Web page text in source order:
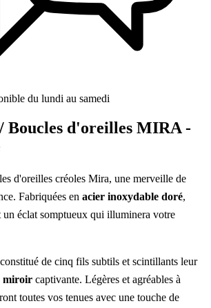
du lundi au samedi
Boucles d'oreilles MIRA -
d'oreilles créoles Mira, une merveille de
Fabriquées en acier inoxydable doré,
un éclat somptueux qui illuminera votre
de cinq fils subtils et scintillants leur
miroir captivante. Légères et agréables à
toutes vos tenues avec une touche de